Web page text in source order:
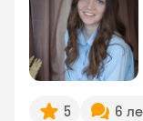
5 6